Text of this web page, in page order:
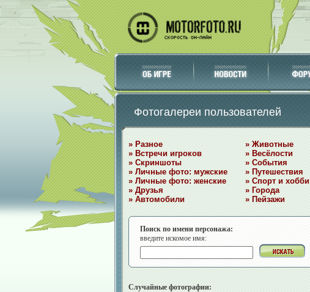
Фотогалереи пользователей
» Разное
» Встречи игроков
» Скриншоты
» Личные фото: мужские
» Личные фото: женские
» Друзья
» Автомобили
» Животные
» Весёлости
» События
» Путешествия
» Спорт и хобби
» Города
» Пейзажи
Поиск по имени персонажа:
введите искомое имя:
Случайные фотографии: